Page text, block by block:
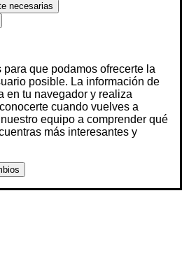
necesarias
que podamos ofrecerte la
posible. La información de
en tu navegador y realiza
cuando vuelves a
equipo a comprender qué
más interesantes y